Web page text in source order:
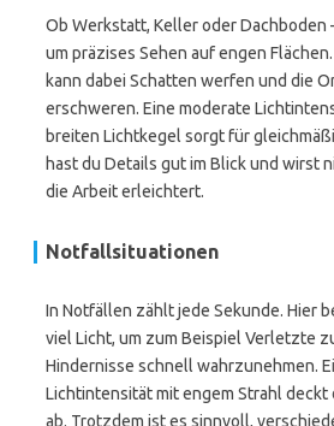
Ob Werkstatt, Keller oder Dachboden
um präzises Sehen auf engen
kann dabei Schatten werfen und die
erschweren. Eine moderate
breiten Lichtkegel sorgt für
hast du Details gut im Blick und wirst
die Arbeit erleichtert.
Notfallsituationen
In Notfällen zählt jede Sekunde. Hier
viel Licht, um zum Beispiel Verletzte
Hindernisse schnell wahrzunehmen.
Lichtintensität mit engem Strahl
ab. Trotzdem ist es sinnvoll,